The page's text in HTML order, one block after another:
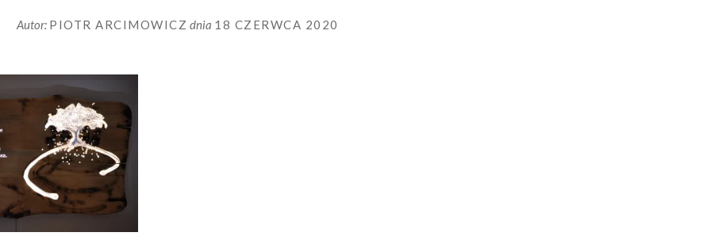
Autor: PIOTR ARCIMOWICZ dnia 18 CZERWCA 2020